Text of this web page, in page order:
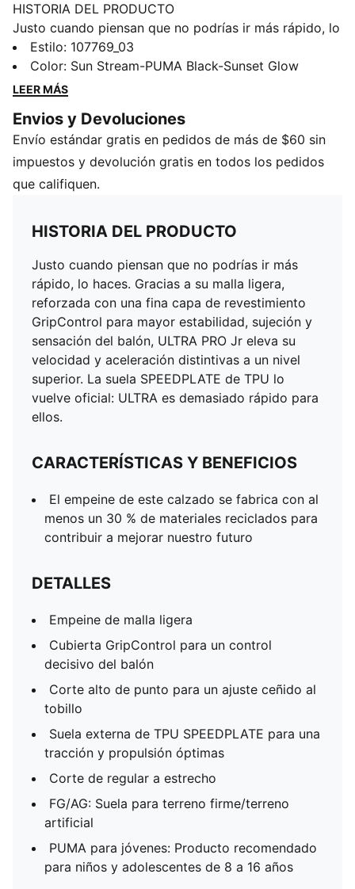
HISTORIA DEL PRODUCTO
Justo cuando piensan que no podrías ir más rápido, lo
haces. Gracias a su malla ligera, reforzada con una
fina capa de revestimiento GripControl para mayor
estabilidad, sujeción y sensación del balón, ULTRA
un nivel superior. La suela SPEEDPLATE de TPU lo
vuelve oficial: ULTRA es demasiado rápido para ellos.
CARACTERÍSTICAS Y BENEFICIOS
El empeine de este calzado se fabrica con al menos
DETALLES
Empeine de malla ligera
Cubierta GripControl para un control decisivo del
balón
Corte alto de punto para un ajuste ceñido al tobillo
Suela externa de TPU SPEEDPLATE para una tracción
y propulsión óptimas
Corte de regular a estrecho
FG/AG: Suela para terreno firme/terreno artificial
PUMA para jóvenes: Producto recomendado para
niños y adolescentes de 8 a 16 años
Estilo: 107769_03
Color: Sun Stream-PUMA Black-Sunset Glow
LEER MÁS
Envios y Devoluciones
Envío estándar gratis en pedidos de más de $60 sin
impuestos y devolución gratis en todos los pedidos
que califiquen.
HISTORIA DEL PRODUCTO
Justo cuando piensan que no podrías ir más
rápido, lo haces. Gracias a su malla ligera,
reforzada con una fina capa de revestimiento
GripControl para mayor estabilidad, sujeción y
sensación del balón, ULTRA PRO Jr eleva su
velocidad y aceleración distintivas a un nivel
superior. La suela SPEEDPLATE de TPU lo
vuelve oficial: ULTRA es demasiado rápido para
ellos.
CARACTERÍSTICAS Y BENEFICIOS
El empeine de este calzado se fabrica con al
menos un 30 % de materiales reciclados para
contribuir a mejorar nuestro futuro
DETALLES
Empeine de malla ligera
Cubierta GripControl para un control
decisivo del balón
Corte alto de punto para un ajuste ceñido al
tobillo
Suela externa de TPU SPEEDPLATE para una
tracción y propulsión óptimas
Corte de regular a estrecho
FG/AG: Suela para terreno firme/terreno
artificial
PUMA para jóvenes: Producto recomendado
para niños y adolescentes de 8 a 16 años